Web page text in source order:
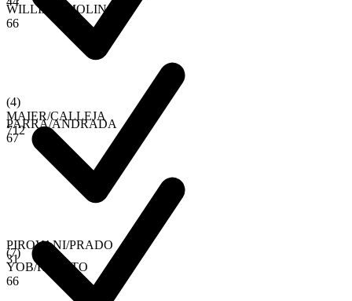
(4)
MAIER/CALLEJA
712
WILLIAM
MOLINA
66
PIROVANI/PRADO
31
PARRA/ANDRADA
67
(7)
YOB/RENATO
66